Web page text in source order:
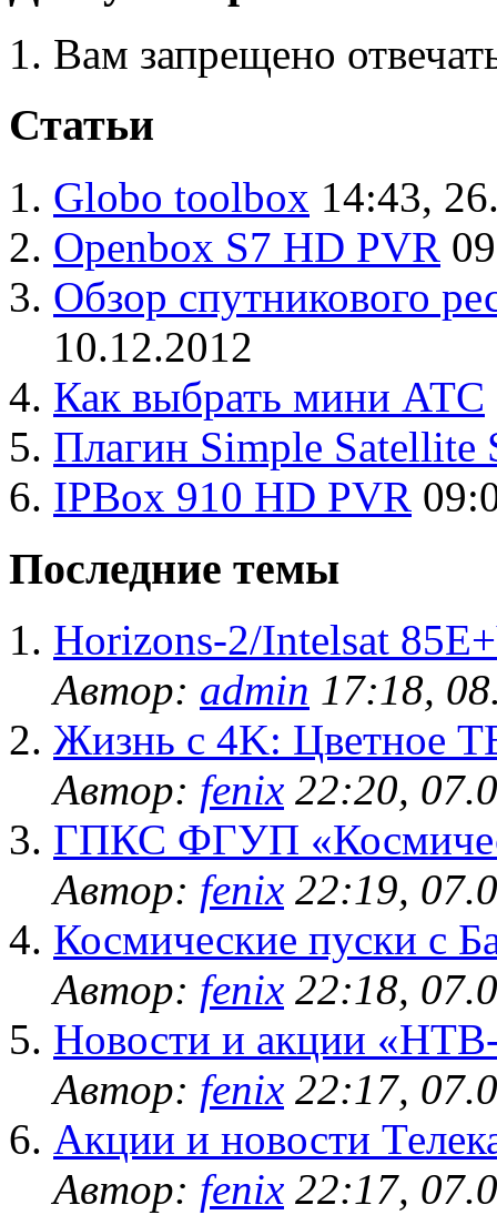
Вам запрещено
Статьи
Globo toolbox 14:43,
Openbox S7 HD PVR
Обзор спутникового
10.12.2012
Как выбрать мини АТС
Плагин Simple Satellite
IPBox 910 HD PVR
Последние темы
Horizons-2/Intelsat
Автор: admin 17:18,
Жизнь с 4K: Цветное
Автор: fenix 22:20,
ГПКС ФГУП
Автор: fenix 22:19,
Космические пуски с
Автор: fenix 22:18,
Новости и акции
Автор: fenix 22:17,
Акции и новости
Автор: fenix 22:17,